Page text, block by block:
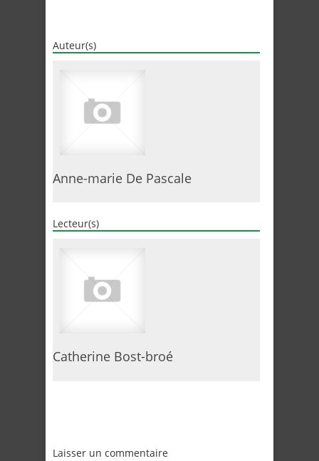
Auteur(s)
Anne-marie De Pascale
Lecteur(s)
Catherine Bost-broé
Laisser un commentaire